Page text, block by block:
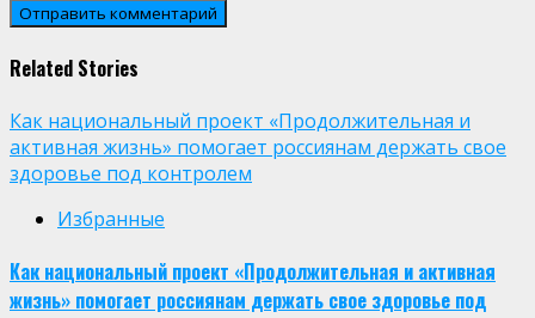
Related Stories
Как национальный проект «Продолжительная и
активная жизнь» помогает россиянам держать свое
здоровье под контролем
Избранные
Как национальный проект «Продолжительная и активная
жизнь» помогает россиянам держать свое здоровье под